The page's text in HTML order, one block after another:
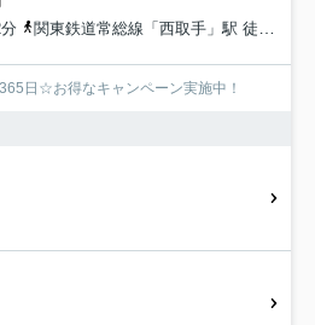
関東鉄道常総線「西取手」駅 徒歩30分
日☆お得なキャンペーン実施中！